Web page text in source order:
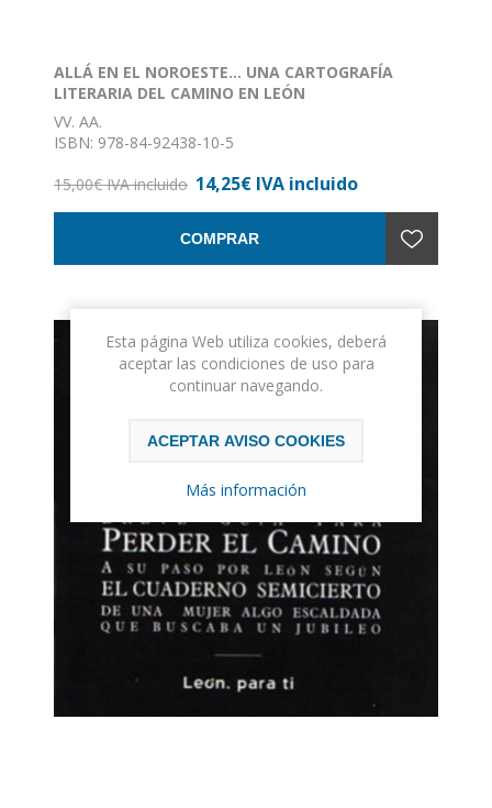
ALLÁ EN EL NOROESTE... UNA CARTOGRAFÍA
LITERARIA DEL CAMINO EN LEÓN
VV. AA.
ISBN: 978-84-92438-10-5
Encuadernación: Rústica con solapas
15,00€ IVA incluido 14,25€ IVA incluido
COMPRAR
Esta página Web utiliza cookies, deberá
aceptar las condiciones de uso para
continuar navegando.
ACEPTAR AVISO COOKIES
Más información